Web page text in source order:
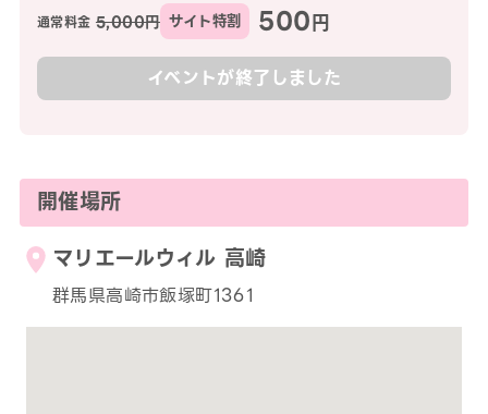
通常料金 5,000円 サイト特割 500円
イベントが終了しました
開催場所
マリエールウィル 高崎
群馬県高崎市飯塚町1361